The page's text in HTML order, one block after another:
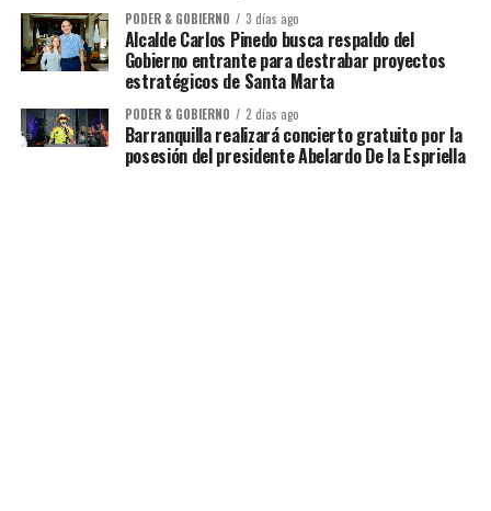
PODER & GOBIERNO 3 días ago
Alcalde Carlos Pinedo busca respaldo del
Gobierno entrante para destrabar proyectos
estratégicos de Santa Marta
PODER & GOBIERNO 2 días ago
Barranquilla realizará concierto gratuito por la
posesión del presidente Abelardo De la Espriella